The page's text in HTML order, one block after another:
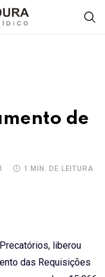
de
1 MIN. DE LEITURA
liberou
das Requisições